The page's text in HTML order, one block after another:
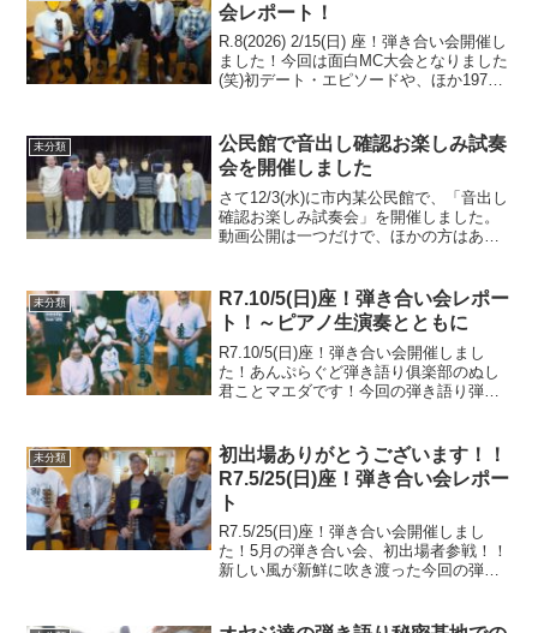
会レポート！
R.8(2026) 2/15(日) 座！弾き合い会開催し
ました！今回は面白MC大会となりました
(笑)初デート・エピソードや、ほか1970
のK西さんのお友達が観覧に...
未分類
公民館で音出し確認お楽しみ試奏
会を開催しました
さて12/3(水)に市内某公民館で、「音出し
確認お楽しみ試奏会」を開催しました。
動画公開は一つだけで、ほかの方はあり
会常連様のシルバー世代で組んでいるバ
ンド「サ...
未分類
R7.10/5(日)座！弾き合い会レポー
ト！～ピアノ生演奏とともに
R7.10/5(日)座！弾き合い会開催しまし
た！あんぷらぐど弾き語り俱楽部のぬし
君ことマエダです！今回の弾き語り弾き
た！弾き語りオヤジ達がピアノの生演奏
を聴けてたいそう喜...
未分類
初出場ありがとうございます！！
R7.5/25(日)座！弾き合い会レポー
ト
R7.5/25(日)座！弾き合い会開催しまし
た！5月の弾き合い会、初出場者参戦！！
新しい風が新鮮に吹き渡った今回の弾き
すじさん。堂々たる演奏をご披露頂きま